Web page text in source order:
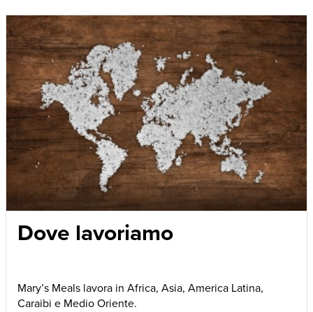
Dove lavoriamo
Mary’s Meals lavora in Africa, Asia, America Latina,
Caraibi e Medio Oriente.